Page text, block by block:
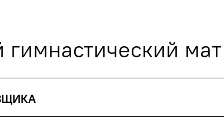
мат